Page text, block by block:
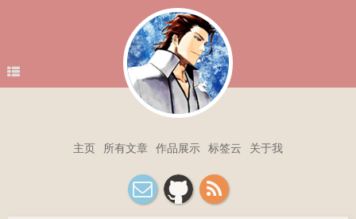
主页 所有文章 作品展示 标签云 关于我